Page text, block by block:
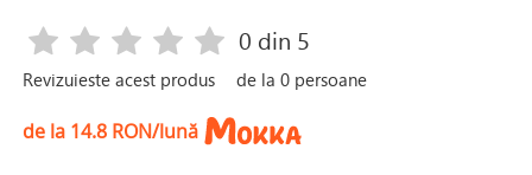
Revizuieste acest produs
0 din 5
de la0 persoane
de la 14.8 RON/lună